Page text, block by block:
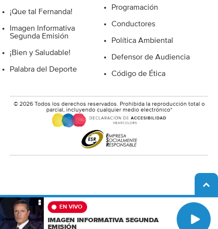
r
r
EN VIVO
IMAGEN INFORMATIVA SEGUNDA
EMISIÓN
¡Que tal Fernanda!
Imagen Informativa
Segunda Emisión
¡Bien y Saludable!
Palabra del Deporte
Programación
Conductores
Política Ambiental
Defensor de Audiencia
Código de Ética
© 2026 Todos los derechos reservados. Prohibida la reproducción total o
parcial, incluyendo cualquier medio electrónico*